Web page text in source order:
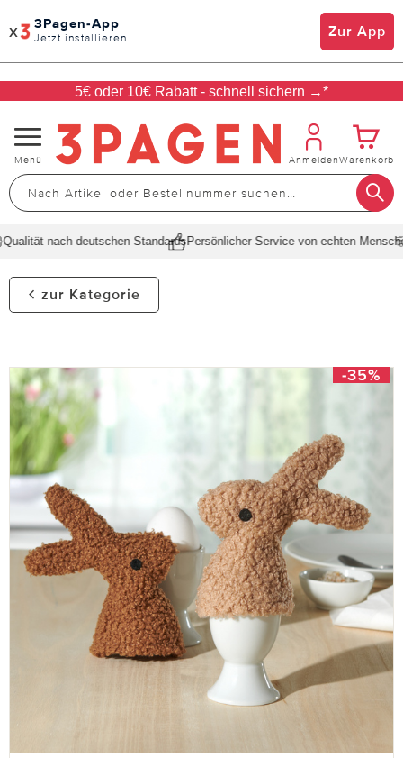
x 3Pagen-App
Jetzt installieren Zur App
5€ oder 10€ Rabatt - schnell sichern →*
Navigation
umschalten
Menü AnmeldenWarenkorb
nach deutschen StandardsPersönlicher Service von echten Menschen
zur Kategorie
-35%